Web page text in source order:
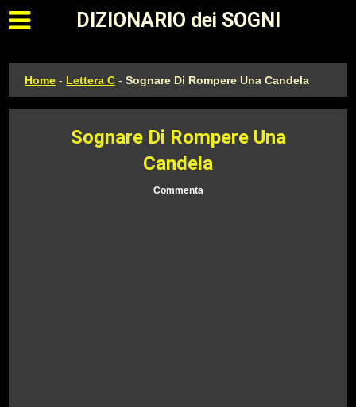
Apri il menu principale
DIZIONARIO dei SOGNI
Home - Lettera C -Sognare Di Rompere Una Candela
Sognare Di Rompere Una
Candela
Commenta